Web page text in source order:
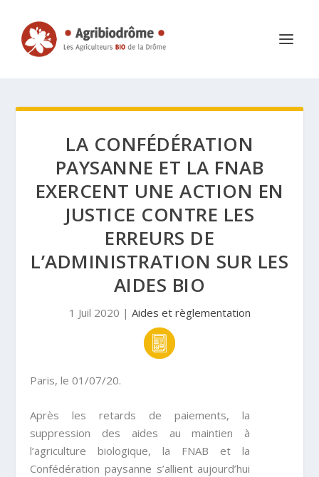
LA CONFÉDÉRATION
PAYSANNE ET LA FNAB
EXERCENT UNE ACTION EN
JUSTICE CONTRE LES
ERREURS DE
L’ADMINISTRATION SUR LES
AIDES BIO
1 Juil 2020 | Aides et règlementation
Paris, le 01/07/20.
Après les retards de paiements, la
suppression des aides au maintien à
l’agriculture biologique, la FNAB et la
Confédération paysanne s’allient aujourd’hui